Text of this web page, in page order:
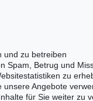
Auktion
FRANZ
Neckerei
,
Ergebnis:
und zu betreiben
Spam, Betrug und
zu
Angebote
für Sie weiter zu